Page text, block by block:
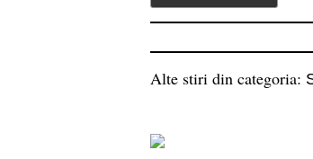
Alte stiri din categoria: